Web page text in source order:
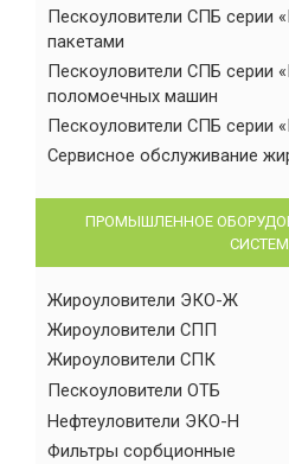
Пескоуловители СПБ серии
пакетами
Пескоуловители СПБ серии
поломоечных машин
Пескоуловители СПБ серии
Сервисное обслуживание
ПРОМЫШЛЕННОЕ
Жироуловители ЭКО-Ж
Жироуловители СПП
Жироуловители СПК
Пескоуловители ОТБ
Нефтеуловители ЭКО-Н
Фильтры сорбционные